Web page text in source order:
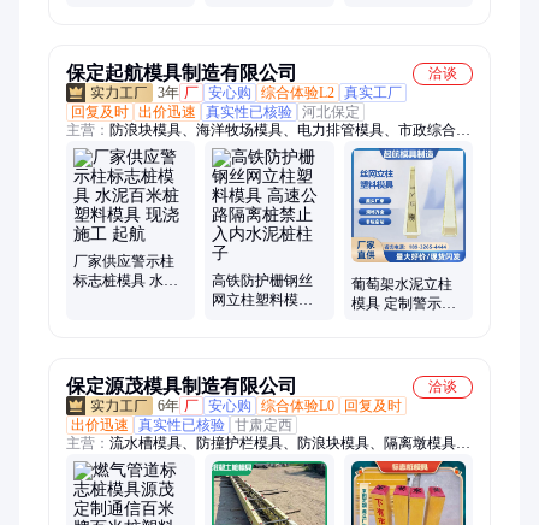
保定起航模具制造有限公司
洽谈
3年 厂 安心购 综合体验L2 真实工厂
回复及时 出价迅速 真实性已核验 河北保定
主营： 防浪块模具、海洋牧场模具、电力排管模具、市政综合管
廊模具、电缆槽钢模具、装配式楼梯模具、装配式围墙模具、窑
洞模具、风电塔筒管片模具、拱形骨架护坡模具、路沿石模具、
预制围墙模具、挡墙模具、联锁块模具、电力箱变基础模具、四
角锥防浪块模具、挡土墙模具、乐高块挡土墙模具、隔离墩模
具、防撞墙模具、鱼礁岛模具、现浇门楼模具、圆涵过路涵模
具、风电基础钢模板、自建房地基模板
厂家供应警示柱
标志桩模具 水泥
高铁防护栅钢丝
网立柱塑料模具
葡萄架水泥立柱
模具 定制警示桩
保定源茂模具制造有限公司
洽谈
6年 厂 安心购 综合体验L0
回复及时
出价迅速
真实性已核验 甘肃定西
主营： 流水槽模具、防撞护栏模具、防浪块模具、隔离墩模具、
混凝土成型模具、防撞墙模具、生态框模具、基础墩模具、门楼
模具、水泥房模具、扭王字块模具、光伏墩模具、高标准农田水
渠模具、电缆槽模具、检查井模具、化粪池模具、井盖模具、配